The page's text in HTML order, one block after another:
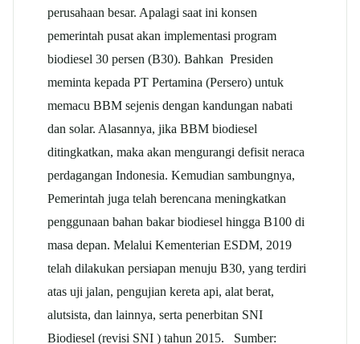
perusahaan besar. Apalagi saat ini konsen
pemerintah pusat akan implementasi program
biodiesel 30 persen (B30). Bahkan Presiden
meminta kepada PT Pertamina (Persero) untuk
memacu BBM sejenis dengan kandungan nabati
dan solar. Alasannya, jika BBM biodiesel
ditingkatkan, maka akan mengurangi defisit neraca
perdagangan Indonesia. Kemudian sambungnya,
Pemerintah juga telah berencana meningkatkan
penggunaan bahan bakar biodiesel hingga B100 di
masa depan. Melalui Kementerian ESDM, 2019
telah dilakukan persiapan menuju B30, yang terdiri
atas uji jalan, pengujian kereta api, alat berat,
alutsista, dan lainnya, serta penerbitan SNI
Biodiesel (revisi SNI ) tahun 2015. Sumber: